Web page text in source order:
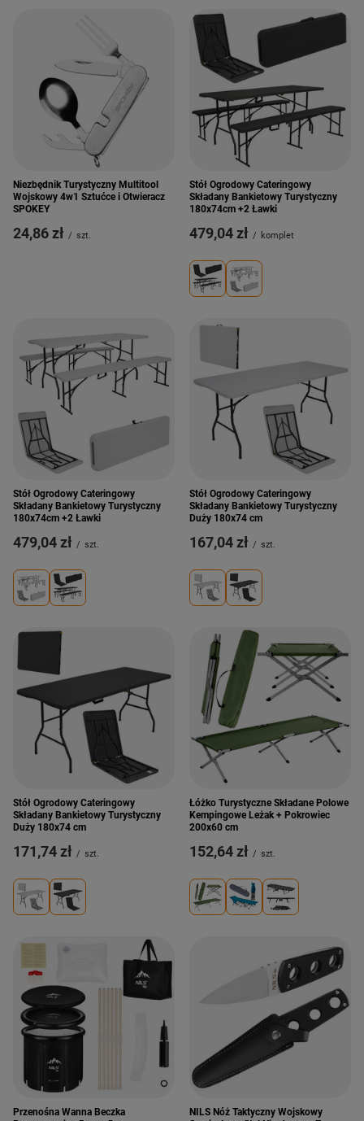
Niezbędnik Turystyczny Multitool
Wojskowy 4w1 Sztućce i Otwieracz
SPOKEY
24,86 zł / szt.
Stół Ogrodowy Cateringowy
Składany Bankietowy Turystyczny
180x74cm +2 Ławki
479,04 zł / komplet
Stół Ogrodowy Cateringowy
Składany Bankietowy Turystyczny
180x74cm +2 Ławki
479,04 zł / szt.
Stół Ogrodowy Cateringowy
Składany Bankietowy Turystyczny
Duży 180x74 cm
167,04 zł / szt.
Stół Ogrodowy Cateringowy
Składany Bankietowy Turystyczny
Duży 180x74 cm
171,74 zł / szt.
Łóżko Turystyczne Składane Polowe
Kempingowe Leżak + Pokrowiec
200x60 cm
152,64 zł / szt.
Przenośna Wanna Beczka
NILS Nóż Taktyczny Wojskowy